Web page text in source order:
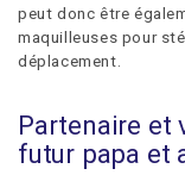
peut donc être
maquilleuses pour
déplacement.
Partenaire et
futur papa et